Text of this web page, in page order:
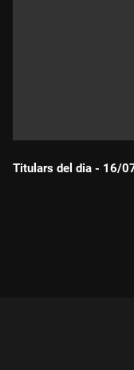
Titulars del dia - 16/